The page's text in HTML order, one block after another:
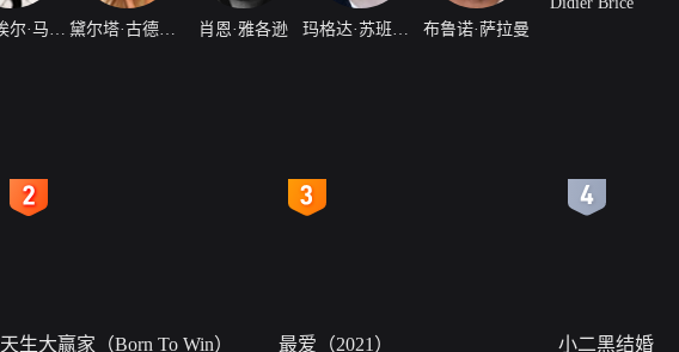
肖恩·雅各逊 玛格达·苏班斯基 布鲁诺·萨拉曼
天生大赢家（Born To Win） 最爱（2021） 小二黑结婚